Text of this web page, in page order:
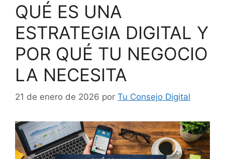
QUÉ ES UNA
ESTRATEGIA DIGITAL Y
POR QUÉ TU NEGOCIO
LA NECESITA
21 de enero de 2026 por Tu Consejo Digital